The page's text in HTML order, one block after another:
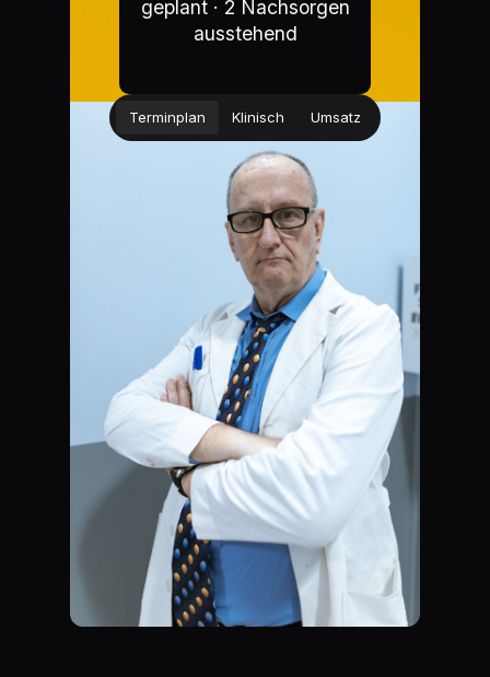
Terminplan Klinisch Umsatz
geplant · 2 Nachsorgen
ausstehend